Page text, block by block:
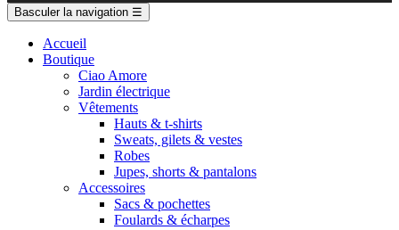
Basculer la navigation ☰
Accueil
Boutique
Ciao Amore
Jardin électrique
Vêtements
Hauts & t-shirts
Sweats, gilets & vestes
Robes
Jupes, shorts & pantalons
Accessoires
Sacs & pochettes
Foulards & écharpes